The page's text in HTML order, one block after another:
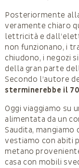
Posteriormente
veramente chiaro
lettricità e
non funzionano, i
chiudo­no, i negozi
della gran parte
Secondo l’au­tore
sterminerebbe il
Oggi viaggiamo su
alimentata da un
Saudita, mangiamo
vestiamo con abiti
metano
casa con mobili